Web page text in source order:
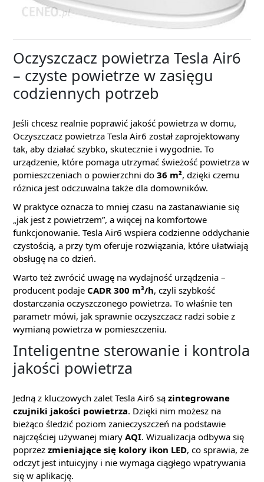
Oczyszczacz powietrza Tesla Air6
– czyste powietrze w zasięgu
codziennych potrzeb
Jeśli chcesz realnie poprawić jakość powietrza w domu,
Oczyszczacz powietrza Tesla Air6 został zaprojektowany
tak, aby działać szybko, skutecznie i wygodnie. To
urządzenie, które pomaga utrzymać świeżość powietrza w
pomieszczeniach o powierzchni do 36 m², dzięki czemu
różnica jest odczuwalna także dla domowników.
W praktyce oznacza to mniej czasu na zastanawianie się
„jak jest z powietrzem”, a więcej na komfortowe
funkcjonowanie. Tesla Air6 wspiera codzienne oddychanie
czystością, a przy tym oferuje rozwiązania, które ułatwiają
obsługę na co dzień.
Warto też zwrócić uwagę na wydajność urządzenia –
producent podaje CADR 300 m³/h, czyli szybkość
dostarczania oczyszczonego powietrza. To właśnie ten
parametr mówi, jak sprawnie oczyszczacz radzi sobie z
wymianą powietrza w pomieszczeniu.
Inteligentne sterowanie i kontrola
jakości powietrza
Jedną z kluczowych zalet Tesla Air6 są zintegrowane
czujniki jakości powietrza. Dzięki nim możesz na
bieżąco śledzić poziom zanieczyszczeń na podstawie
najczęściej używanej miary AQI. Wizualizacja odbywa się
poprzez zmieniające się kolory ikon LED, co sprawia, że
odczyt jest intuicyjny i nie wymaga ciągłego wpatrywania
się w aplikację.